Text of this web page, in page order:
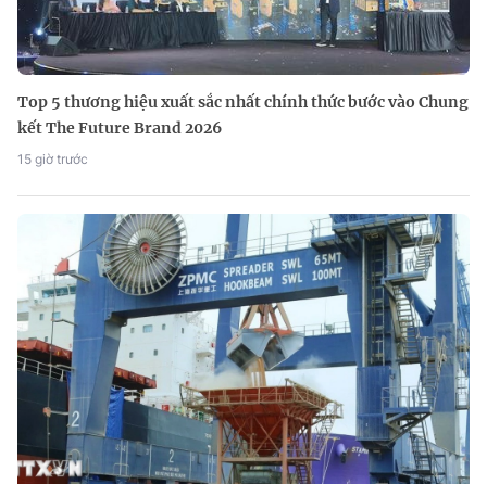
Top 5 thương hiệu xuất sắc nhất chính thức bước vào Chung
kết The Future Brand 2026
15 giờ trước